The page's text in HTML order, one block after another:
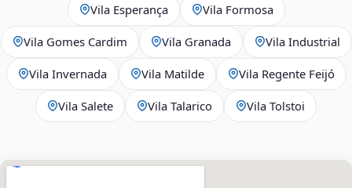
Vila Esperança Vila Formosa
Vila Gomes Cardim Vila Granada Vila Industrial
Vila Invernada Vila Matilde Vila Regente Feijó
Vila Salete Vila Talarico Vila Tolstoi